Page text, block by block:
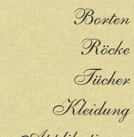
Borten
Röcke
Tücher
Kleidung